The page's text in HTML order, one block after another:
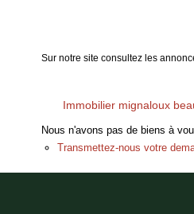
Sur notre site consultez les
Immobilier mignaloux
Nous n'avons pas de biens à
Transmettez-nous votre